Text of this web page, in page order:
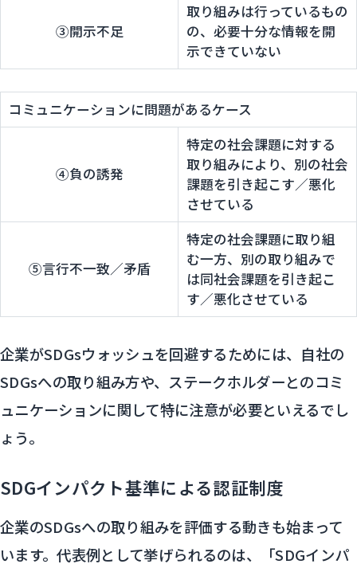
③開示不足
取り組みは行っているもの
の、必要十分な情報を開
示できていない
コミュニケーションに問題があるケース
④負の誘発
特定の社会課題に対する
取り組みにより、別の社会
課題を引き起こす／悪化
させている
⑤言行不一致／矛盾
特定の社会課題に取り組
む一方、別の取り組みで
は同社会課題を引き起こ
す／悪化させている
企業がSDGsウォッシュを回避するためには、自社の
SDGsへの取り組み方や、ステークホルダーとのコミ
ュニケーションに関して特に注意が必要といえるでし
ょう。
SDGインパクト基準による認証制度
企業のSDGsへの取り組みを評価する動きも始まって
います。代表例として挙げられるのは、「SDGインパ